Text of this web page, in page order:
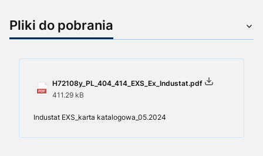
Pliki do pobrania
H72108y_PL_404_414_EXS_Ex_Industat.pdf
411.29 kB
Industat EXS_karta katalogowa_05.2024